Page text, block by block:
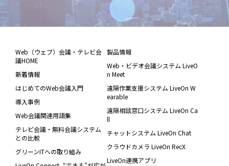
Web（ウェブ）会議・テレビ会
議HOME
新着情報
はじめてのWeb会議入門
導入事例
Web会議関連用語集
テレビ会議・無料会議システム
との比較
グリーンITへの取り組み
製品情報
Web・ビデオ会議システム LiveO
n Meet
遠隔作業支援システム LiveOn W
earable
遠隔相談窓口システム LiveOn Ca
ll
チャットシステム LiveOn Chat
クラウドカメラ LiveOn RecX
LiveOn連携アプリ